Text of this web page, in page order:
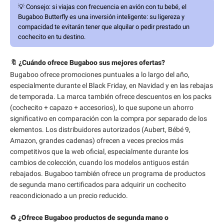
💡 Consejo: si viajas con frecuencia en avión con tu bebé, el
Bugaboo Butterfly es una inversión inteligente: su ligereza y
compacidad te evitarán tener que alquilar o pedir prestado un
cochecito en tu destino.
🔖 ¿Cuándo ofrece Bugaboo sus mejores ofertas?
Bugaboo ofrece promociones puntuales a lo largo del año,
especialmente durante el Black Friday, en Navidad y en las rebajas
de temporada. La marca también ofrece descuentos en los packs
(cochecito + capazo + accesorios), lo que supone un ahorro
significativo en comparación con la compra por separado de los
elementos. Los distribuidores autorizados (Aubert, Bébé 9,
Amazon, grandes cadenas) ofrecen a veces precios más
competitivos que la web oficial, especialmente durante los
cambios de colección, cuando los modelos antiguos están
rebajados. Bugaboo también ofrece un programa de productos
de segunda mano certificados para adquirir un cochecito
reacondicionado a un precio reducido.
♻️ ¿Ofrece Bugaboo productos de segunda mano o